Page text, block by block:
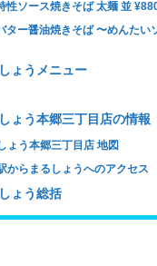
性ソース焼きそば 太麺 並
ター醤油焼きそば 〜めんたい
ょうメニュー
ょう本郷三丁目店の情報
ょう本郷三丁目店 地図
からまるしょうへのアクセス
ょう総括